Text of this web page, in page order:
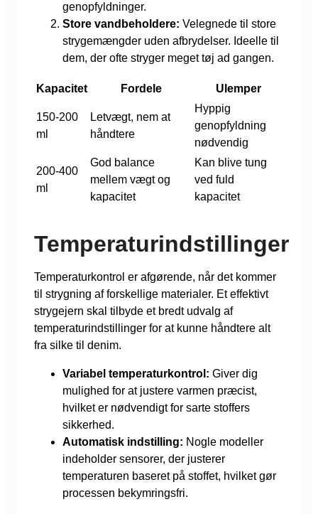
genopfyldninger.
Store vandbeholdere: Velegnede til store
strygemængder uden afbrydelser. Ideelle til
dem, der ofte stryger meget tøj ad gangen.
Kapacitet Fordele Ulemper
150-200
ml
Letvægt, nem at
håndtere
Hyppig
genopfyldning
nødvendig
200-400
ml
God balance
mellem vægt og
kapacitet
Kan blive tung
ved fuld
kapacitet
Temperaturindstillinger
Temperaturkontrol er afgørende, når det kommer
til strygning af forskellige materialer. Et effektivt
strygejern skal tilbyde et bredt udvalg af
temperaturindstillinger for at kunne håndtere alt
fra silke til denim.
Variabel temperaturkontrol: Giver dig
mulighed for at justere varmen præcist,
hvilket er nødvendigt for sarte stoffers
sikkerhed.
Automatisk indstilling: Nogle modeller
indeholder sensorer, der justerer
temperaturen baseret på stoffet, hvilket gør
processen bekymringsfri.